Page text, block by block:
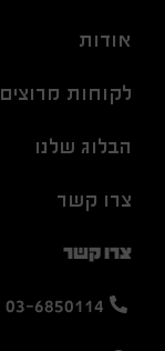
אודות
לקוחות מרוצים
הבלוג שלנו
צרו קשר
צרו קשר
03-6850114